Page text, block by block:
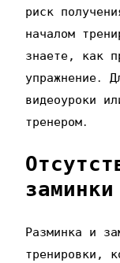
риск
началом
знаете‚ как
упражнение․
видеоуроки
тренером․
заминки
Разминка и
тренировки‚